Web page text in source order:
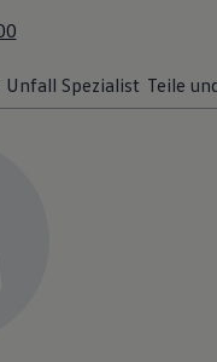
Unfall Spezialist Teile